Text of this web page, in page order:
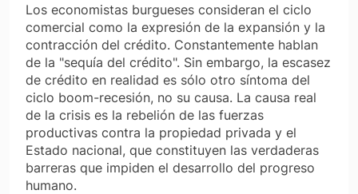
Los economistas burgueses consideran el ciclo
comercial como la expresión de la expansión y la
contracción del crédito. Constantemente hablan
de la "sequía del crédito". Sin embargo, la escasez
de crédito en realidad es sólo otro síntoma del
ciclo boom-recesión, no su causa. La causa real
de la crisis es la rebelión de las fuerzas
productivas contra la propiedad privada y el
Estado nacional, que constituyen las verdaderas
barreras que impiden el desarrollo del progreso
humano.